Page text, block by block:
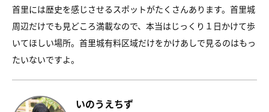
首里には歴史を感じさせるスポットがたくさんあります。首里城
周辺だけでも見どころ満載なので、本当はじっくり１日かけて歩
いてほしい場所。首里城有料区域だけをかけあしで見るのはもっ
たいないですよ。
いのうえちず